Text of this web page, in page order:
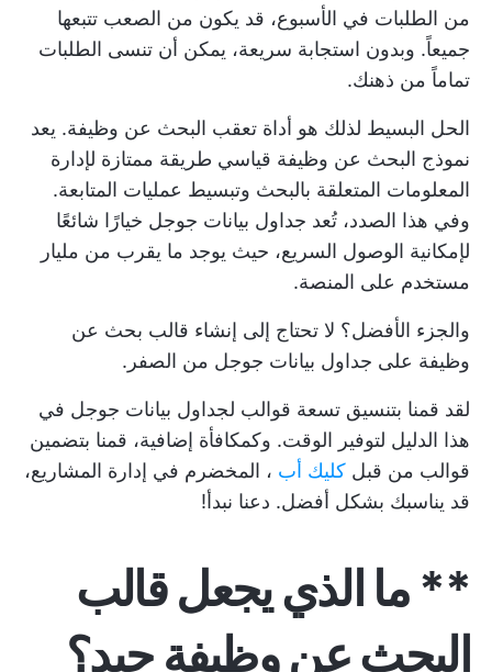
من الطلبات في الأسبوع، قد يكون من الصعب تتبعها
جميعاً. وبدون استجابة سريعة، يمكن أن تنسى الطلبات
تماماً من ذهنك.
الحل البسيط لذلك هو أداة تعقب البحث عن وظيفة. يعد
نموذج البحث عن وظيفة قياسي طريقة ممتازة لإدارة
المعلومات المتعلقة بالبحث وتبسيط عمليات المتابعة.
وفي هذا الصدد، تُعد جداول بيانات جوجل خيارًا شائعًا
لإمكانية الوصول السريع، حيث يوجد ما يقرب من مليار
مستخدم على المنصة.
والجزء الأفضل؟ لا تحتاج إلى إنشاء قالب بحث عن
وظيفة على جداول بيانات جوجل من الصفر.
لقد قمنا بتنسيق تسعة قوالب لجداول بيانات جوجل في
هذا الدليل لتوفير الوقت. وكمكافأة إضافية، قمنا بتضمين
قوالب من قبل كليك أب ، المخضرم في إدارة المشاريع،
قد يناسبك بشكل أفضل. دعنا نبدأ!
** ما الذي يجعل قالب
البحث عن وظيفة جيد؟